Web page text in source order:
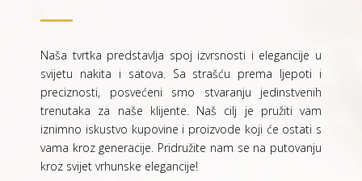
Naša tvrtka predstavlja spoj izvrsnosti i elegancije u
svijetu nakita i satova. Sa strašću prema ljepoti i
preciznosti, posvećeni smo stvaranju jedinstvenih
trenutaka za naše klijente. Naš cilj je pružiti vam
iznimno iskustvo kupovine i proizvode koji će ostati s
vama kroz generacije. Pridružite nam se na putovanju
kroz svijet vrhunske elegancije!